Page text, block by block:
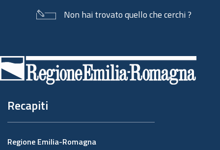
Non hai trovato quello che cerchi ?
di
pagina
Recapiti
Regione Emilia-Romagna